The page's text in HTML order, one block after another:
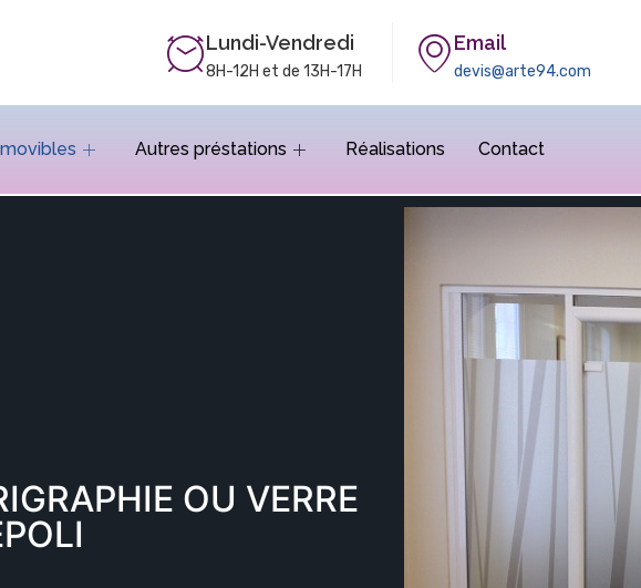
Lundi-Vendredi
8H-12H et de 13H-17H
Email
devis@arte94.com
Autres préstations Réalisations Contact
SÉRIGRAPHIE OU VERRE
OU VERRE